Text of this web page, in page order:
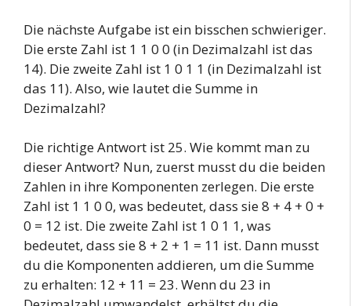
Die nächste Aufgabe ist ein bisschen schwieriger.
Die erste Zahl ist 1 1 0 0 (in Dezimalzahl ist das
14). Die zweite Zahl ist 1 0 1 1 (in Dezimalzahl ist
das 11). Also, wie lautet die Summe in
Dezimalzahl?
Die richtige Antwort ist 25. Wie kommt man zu
dieser Antwort? Nun, zuerst musst du die beiden
Zahlen in ihre Komponenten zerlegen. Die erste
Zahl ist 1 1 0 0, was bedeutet, dass sie 8 + 4 + 0 +
0 = 12 ist. Die zweite Zahl ist 1 0 1 1, was
bedeutet, dass sie 8 + 2 + 1 = 11 ist. Dann musst
du die Komponenten addieren, um die Summe
zu erhalten: 12 + 11 = 23. Wenn du 23 in